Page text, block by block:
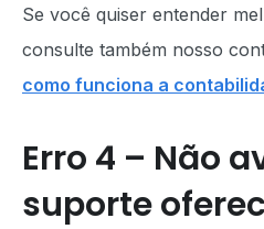
Se você quiser entender
consulte também nosso
como funciona a
Erro 4 – Não
suporte